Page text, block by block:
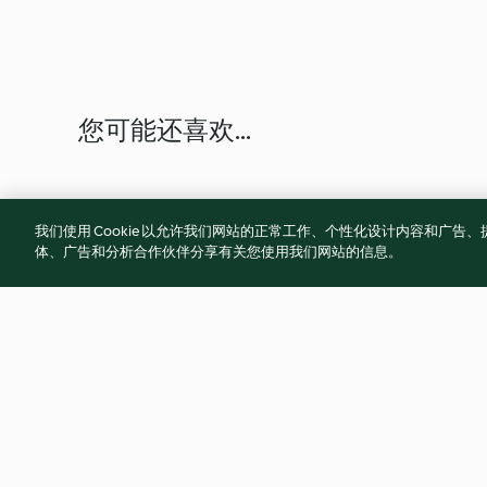
您可能还喜欢...
我们使用 Cookie 以允许我们网站的正常工作、个性化设计内容和广告
体、广告和分析合作伙伴分享有关您使用我们网站的信息。